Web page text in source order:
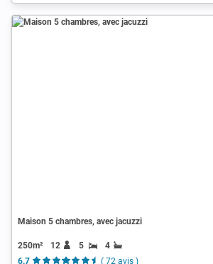
Maison 5 chambres, avec jacuzzi
250m² 12 5
4
6.7
( 72 avis )